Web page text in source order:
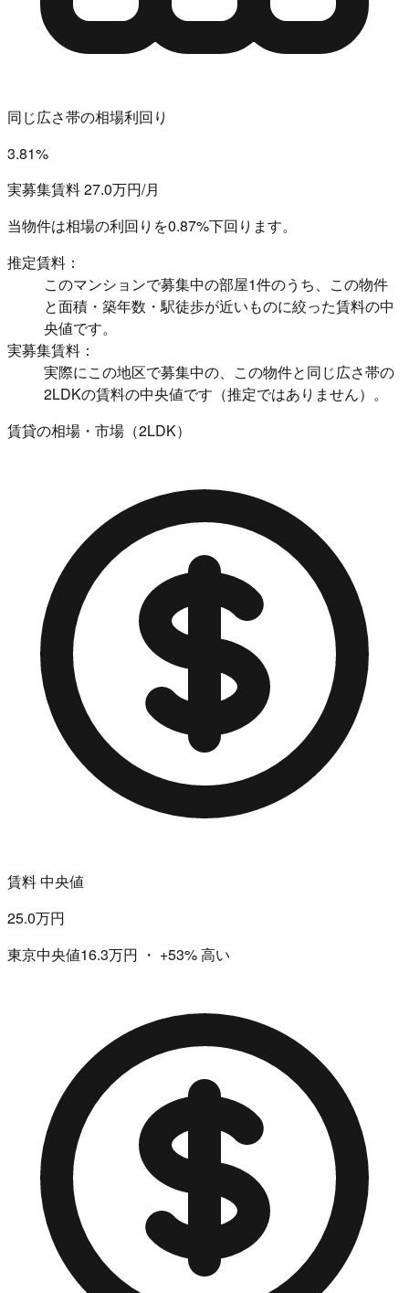
同じ広さ帯の相場利回り
3.81%
実募集賃料 27.0万円/月
当物件は相場の利回りを0.87%下回ります。
推定賃料：
このマンションで募集中の部屋1件のうち、この物件
と面積・築年数・駅徒歩が近いものに絞った賃料の中
央値です。
実募集賃料：
実際にこの地区で募集中の、この物件と同じ広さ帯の
2LDKの賃料の中央値です（推定ではありません）。
賃貸の相場・市場（2LDK）
賃料 中央値
25.0万円
東京中央値16.3万円 ・ +53%高い